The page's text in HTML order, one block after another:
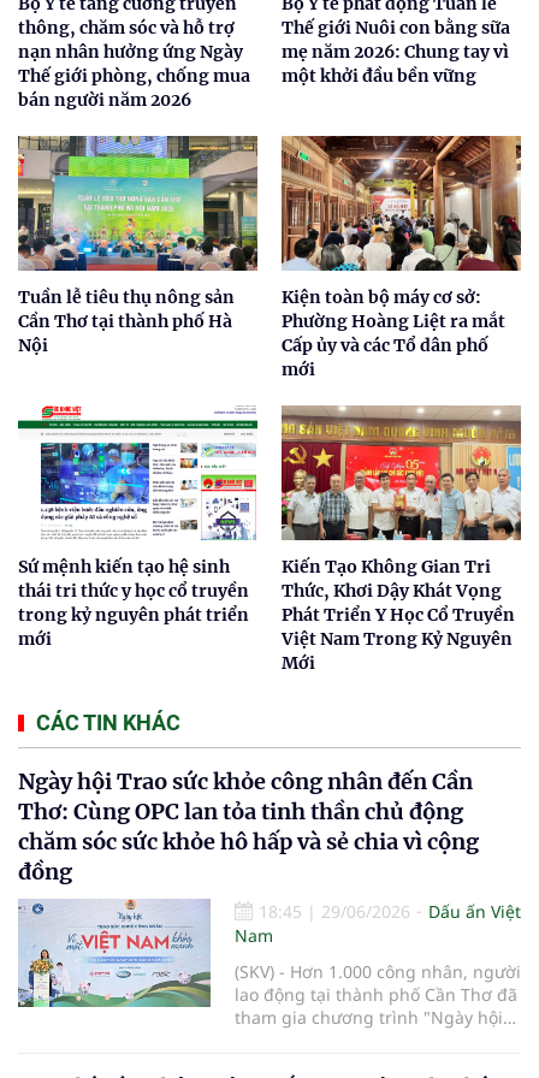
thông, chăm sóc và hỗ trợ
nạn nhân hưởng ứng Ngày
Thế giới phòng, chống mua
bán người năm 2026
Thế giới Nuôi con bằng sữa
mẹ năm 2026: Chung tay vì
một khởi đầu bền vững
Tuần lễ tiêu thụ nông sản
Cần Thơ tại thành phố Hà
Nội
Kiện toàn bộ máy cơ sở:
Phường Hoàng Liệt ra mắt
Cấp ủy và các Tổ dân phố
mới
Sứ mệnh kiến tạo hệ sinh
thái tri thức y học cổ truyền
trong kỷ nguyên phát triển
mới
Kiến Tạo Không Gian Tri
Thức, Khơi Dậy Khát Vọng
Phát Triển Y Học Cổ Truyền
Việt Nam Trong Kỷ Nguyên
Mới
CÁC TIN KHÁC
Ngày hội Trao sức khỏe công nhân đến Cần
Thơ: Cùng OPC lan tỏa tinh thần chủ động
chăm sóc sức khỏe hô hấp và sẻ chia vì cộng
đồng
18:45 | 29/06/2026
Dấu ấn Việt
Nam
(SKV) - Hơn 1.000 công nhân, người
lao động tại thành phố Cần Thơ đã
tham gia chương trình "Ngày hội